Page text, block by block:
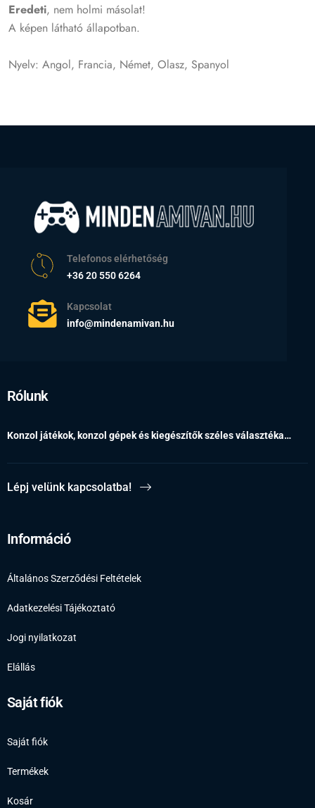
Eredeti, nem holmi másolat!
A képen látható állapotban.
Nyelv: Angol, Francia, Német, Olasz, Spanyol
Telefonos elérhetőség
+36 20 550 6264
Kapcsolat
info@mindenamivan.hu
Rólunk
Konzol játékok, konzol gépek és kiegészítők széles választéka…
Lépj velünk kapcsolatba!
Információ
Általános Szerződési Feltételek
Adatkezelési Tájékoztató
Jogi nyilatkozat
Elállás
Saját fiók
Saját fiók
Termékek
Kosár